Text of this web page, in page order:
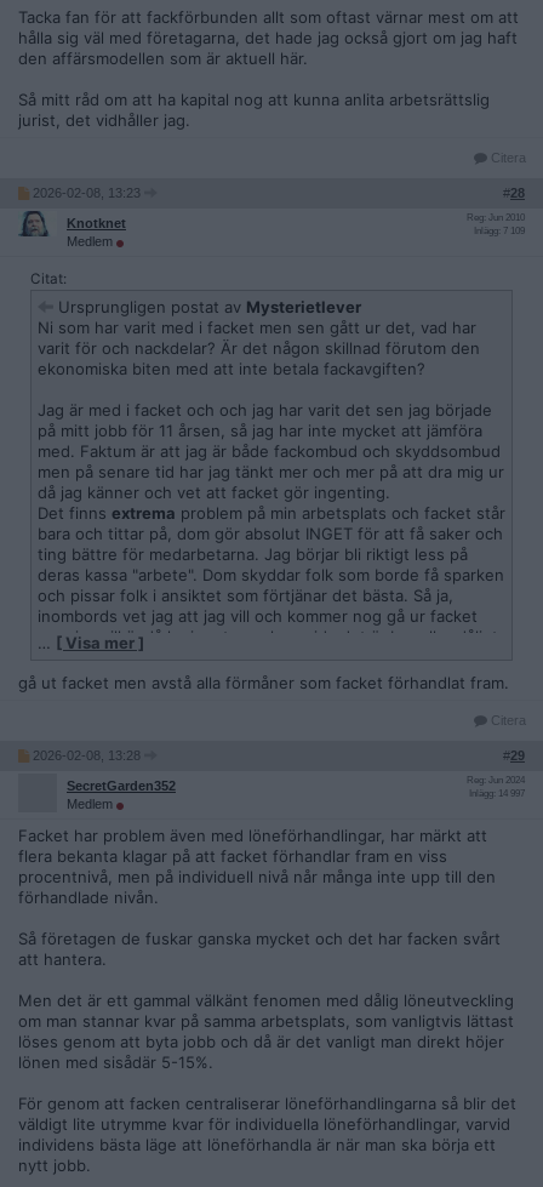
Tacka fan för att fackförbunden allt som oftast värnar mest om att
hålla sig väl med företagarna, det hade jag också gjort om jag haft
den affärsmodellen som är aktuell här.
Så mitt råd om att ha kapital nog att kunna anlita arbetsrättslig
jurist, det vidhåller jag.
Citera
2026-02-08, 13:23 #28
Knotknet
Medlem
Reg: Jun 2010
Inlägg: 7 109
Citat:
Ursprungligen postat av Mysterietlever
Ni som har varit med i facket men sen gått ur det, vad har
varit för och nackdelar? Är det någon skillnad förutom den
ekonomiska biten med att inte betala fackavgiften?
Jag är med i facket och och jag har varit det sen jag började
på mitt jobb för 11 årsen, så jag har inte mycket att jämföra
med. Faktum är att jag är både fackombud och skyddsombud
men på senare tid har jag tänkt mer och mer på att dra mig ur
då jag känner och vet att facket gör ingenting.
Det finns extrema problem på min arbetsplats och facket står
bara och tittar på, dom gör absolut INGET för att få saker och
ting bättre för medarbetarna. Jag börjar bli riktigt less på
deras kassa "arbete". Dom skyddar folk som borde få sparken
och pissar folk i ansiktet som förtjänar det bästa. Så ja,
inombords vet jag att jag vill och kommer nog gå ur facket
men jag vill ändå ha inputs om huruvida det är bra eller dåligt
att vara med vs inte vara med i facket.
… [ Visa mer ]
gå ut facket men avstå alla förmåner som facket förhandlat fram.
Citera
2026-02-08, 13:28 #29
SecretGarden352
Medlem
Reg: Jun 2024
Inlägg: 14 997
Facket har problem även med löneförhandlingar, har märkt att
flera bekanta klagar på att facket förhandlar fram en viss
procentnivå, men på individuell nivå når många inte upp till den
förhandlade nivån.
Så företagen de fuskar ganska mycket och det har facken svårt
att hantera.
Men det är ett gammal välkänt fenomen med dålig löneutveckling
om man stannar kvar på samma arbetsplats, som vanligtvis lättast
löses genom att byta jobb och då är det vanligt man direkt höjer
lönen med sisådär 5-15%.
För genom att facken centraliserar löneförhandlingarna så blir det
väldigt lite utrymme kvar för individuella löneförhandlingar, varvid
individens bästa läge att löneförhandla är när man ska börja ett
nytt jobb.